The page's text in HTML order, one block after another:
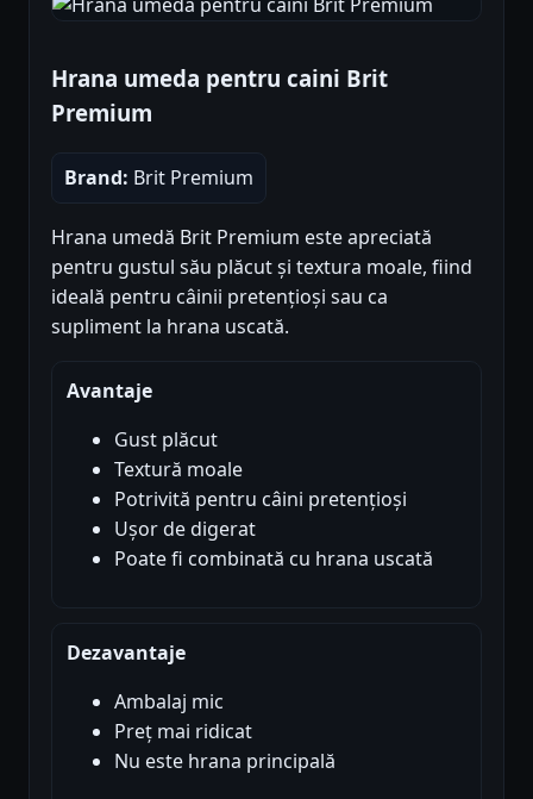
Hrana umeda pentru caini Brit
Premium
Brand: Brit Premium
Hrana umedă Brit Premium este apreciată
pentru gustul său plăcut și textura moale, fiind
ideală pentru câinii pretențioși sau ca
supliment la hrana uscată.
Avantaje
Gust plăcut
Textură moale
Potrivită pentru câini pretențioși
Ușor de digerat
Poate fi combinată cu hrana uscată
Dezavantaje
Ambalaj mic
Preț mai ridicat
Nu este hrana principală